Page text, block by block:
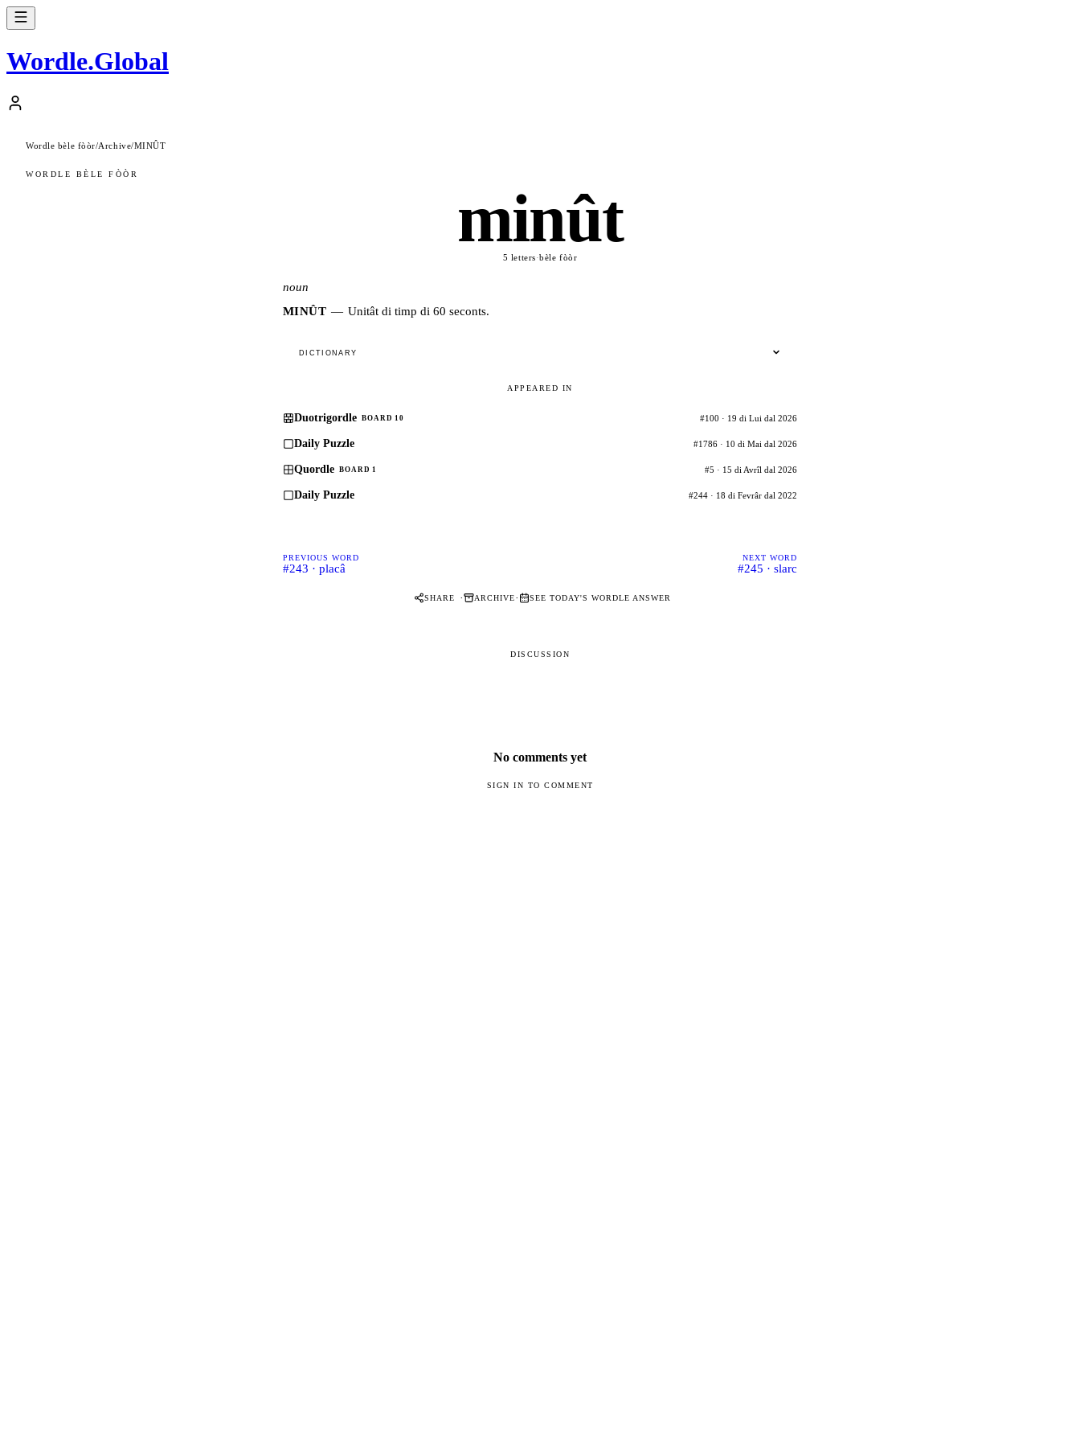
Wordle.Global
Wordle bèle fòòr/Archive/MINÛT
WORDLE BÈLE FÒÒR
minût
5 letters·bèle fòòr
noun
MINÛT — Unitât di timp di 60 seconts.
DICTIONARY
APPEARED IN
Duotrigordle BOARD 10 #100 · 19 di Lui dal 2026
Daily Puzzle #1786 · 10 di Mai dal 2026
Quordle BOARD 1 #5 · 15 di Avrîl dal 2026
Daily Puzzle #244 · 18 di Fevrâr dal 2022
PREVIOUS WORD
#243 · placâ
NEXT WORD
#245 · slarc
SHARE · ARCHIVE· SEE TODAY'S WORDLE ANSWER
DISCUSSION
No comments yet
SIGN IN TO COMMENT